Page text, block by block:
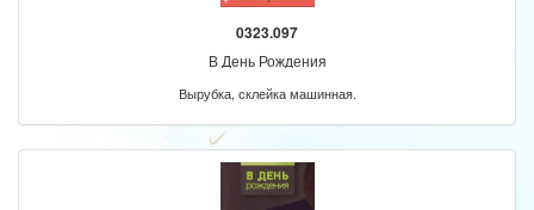
0323.097
В День Рождения
Вырубка, склейка машинная.